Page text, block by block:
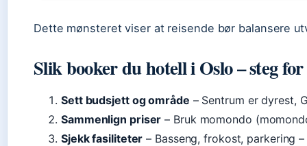
Dette mønsteret viser at reisende bør balansere
Slik booker du hotell i Oslo – steg for
Sett budsjett og område – Sentrum er dyrest,
Sammenlign priser – Bruk momondo
Sjekk fasiliteter – Basseng, frokost, parkering